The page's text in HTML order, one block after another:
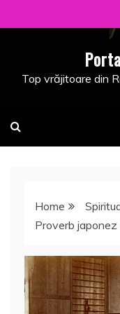
to
Top vrăjitoare din
Home
Proverb japonez